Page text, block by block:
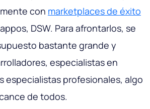
con marketplaces de éxito
DSW. Para afrontarlos, se
bastante grande y
especialistas en
especialistas profesionales, algo
de todos.